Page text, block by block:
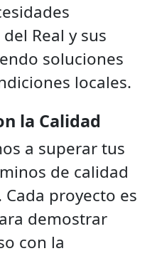
Real y sus
soluciones
locales.
la Calidad
a superar tus
de calidad
proyecto es
demostrar
con la